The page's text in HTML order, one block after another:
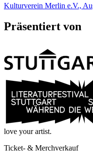
Kulturverein Merlin e.V.,
Präsentiert von
love your artist.
Ticket- & Merchverkauf